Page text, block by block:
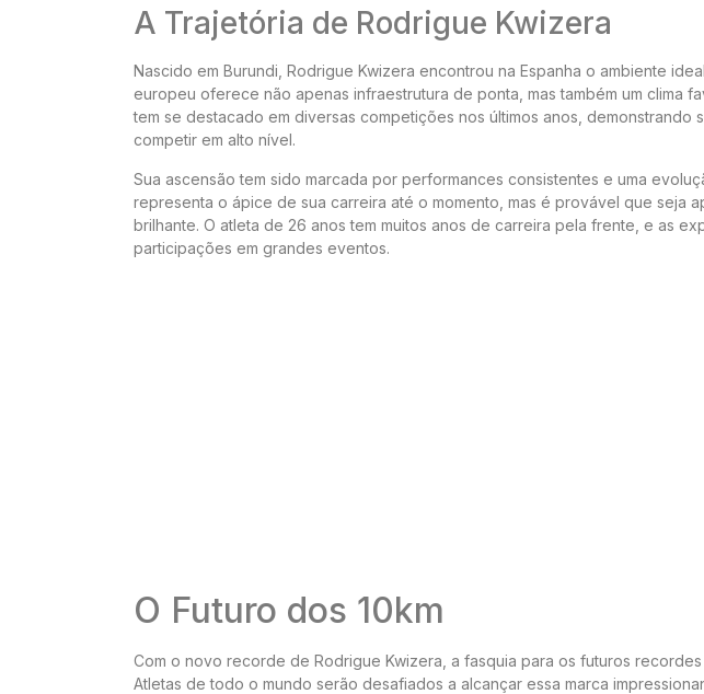
A Trajetória de Rodrigue Kwizera
Nascido em Burundi, Rodrigue Kwizera encontrou na Espanha o ambiente
europeu oferece não apenas infraestrutura de ponta, mas também um clima
tem se destacado em diversas competições nos últimos anos, demonstrando
competir em alto nível.
Sua ascensão tem sido marcada por performances consistentes e uma
representa o ápice de sua carreira até o momento, mas é provável que seja
brilhante. O atleta de 26 anos tem muitos anos de carreira pela frente, e as
participações em grandes eventos.
O Futuro dos 10km
Com o novo recorde de Rodrigue Kwizera, a fasquia para os futuros
Atletas de todo o mundo serão desafiados a alcançar essa marca